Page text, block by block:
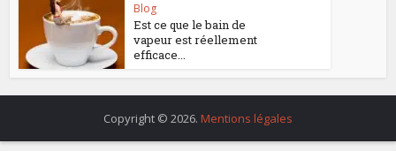
Blog
Est ce que le bain de
vapeur est réellement
efficace...
Copyright © 2026. Mentions légales